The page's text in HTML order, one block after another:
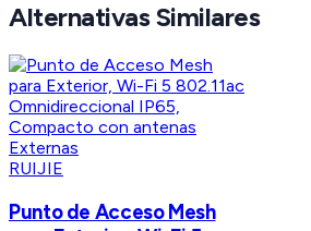
Alternativas Similares
RUIJIE
Punto de Acceso Mesh